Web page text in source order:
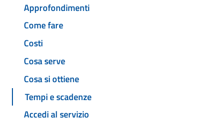
Approfondimenti
Come fare
Costi
Cosa serve
Cosa si ottiene
Tempi e scadenze
Accedi al servizio